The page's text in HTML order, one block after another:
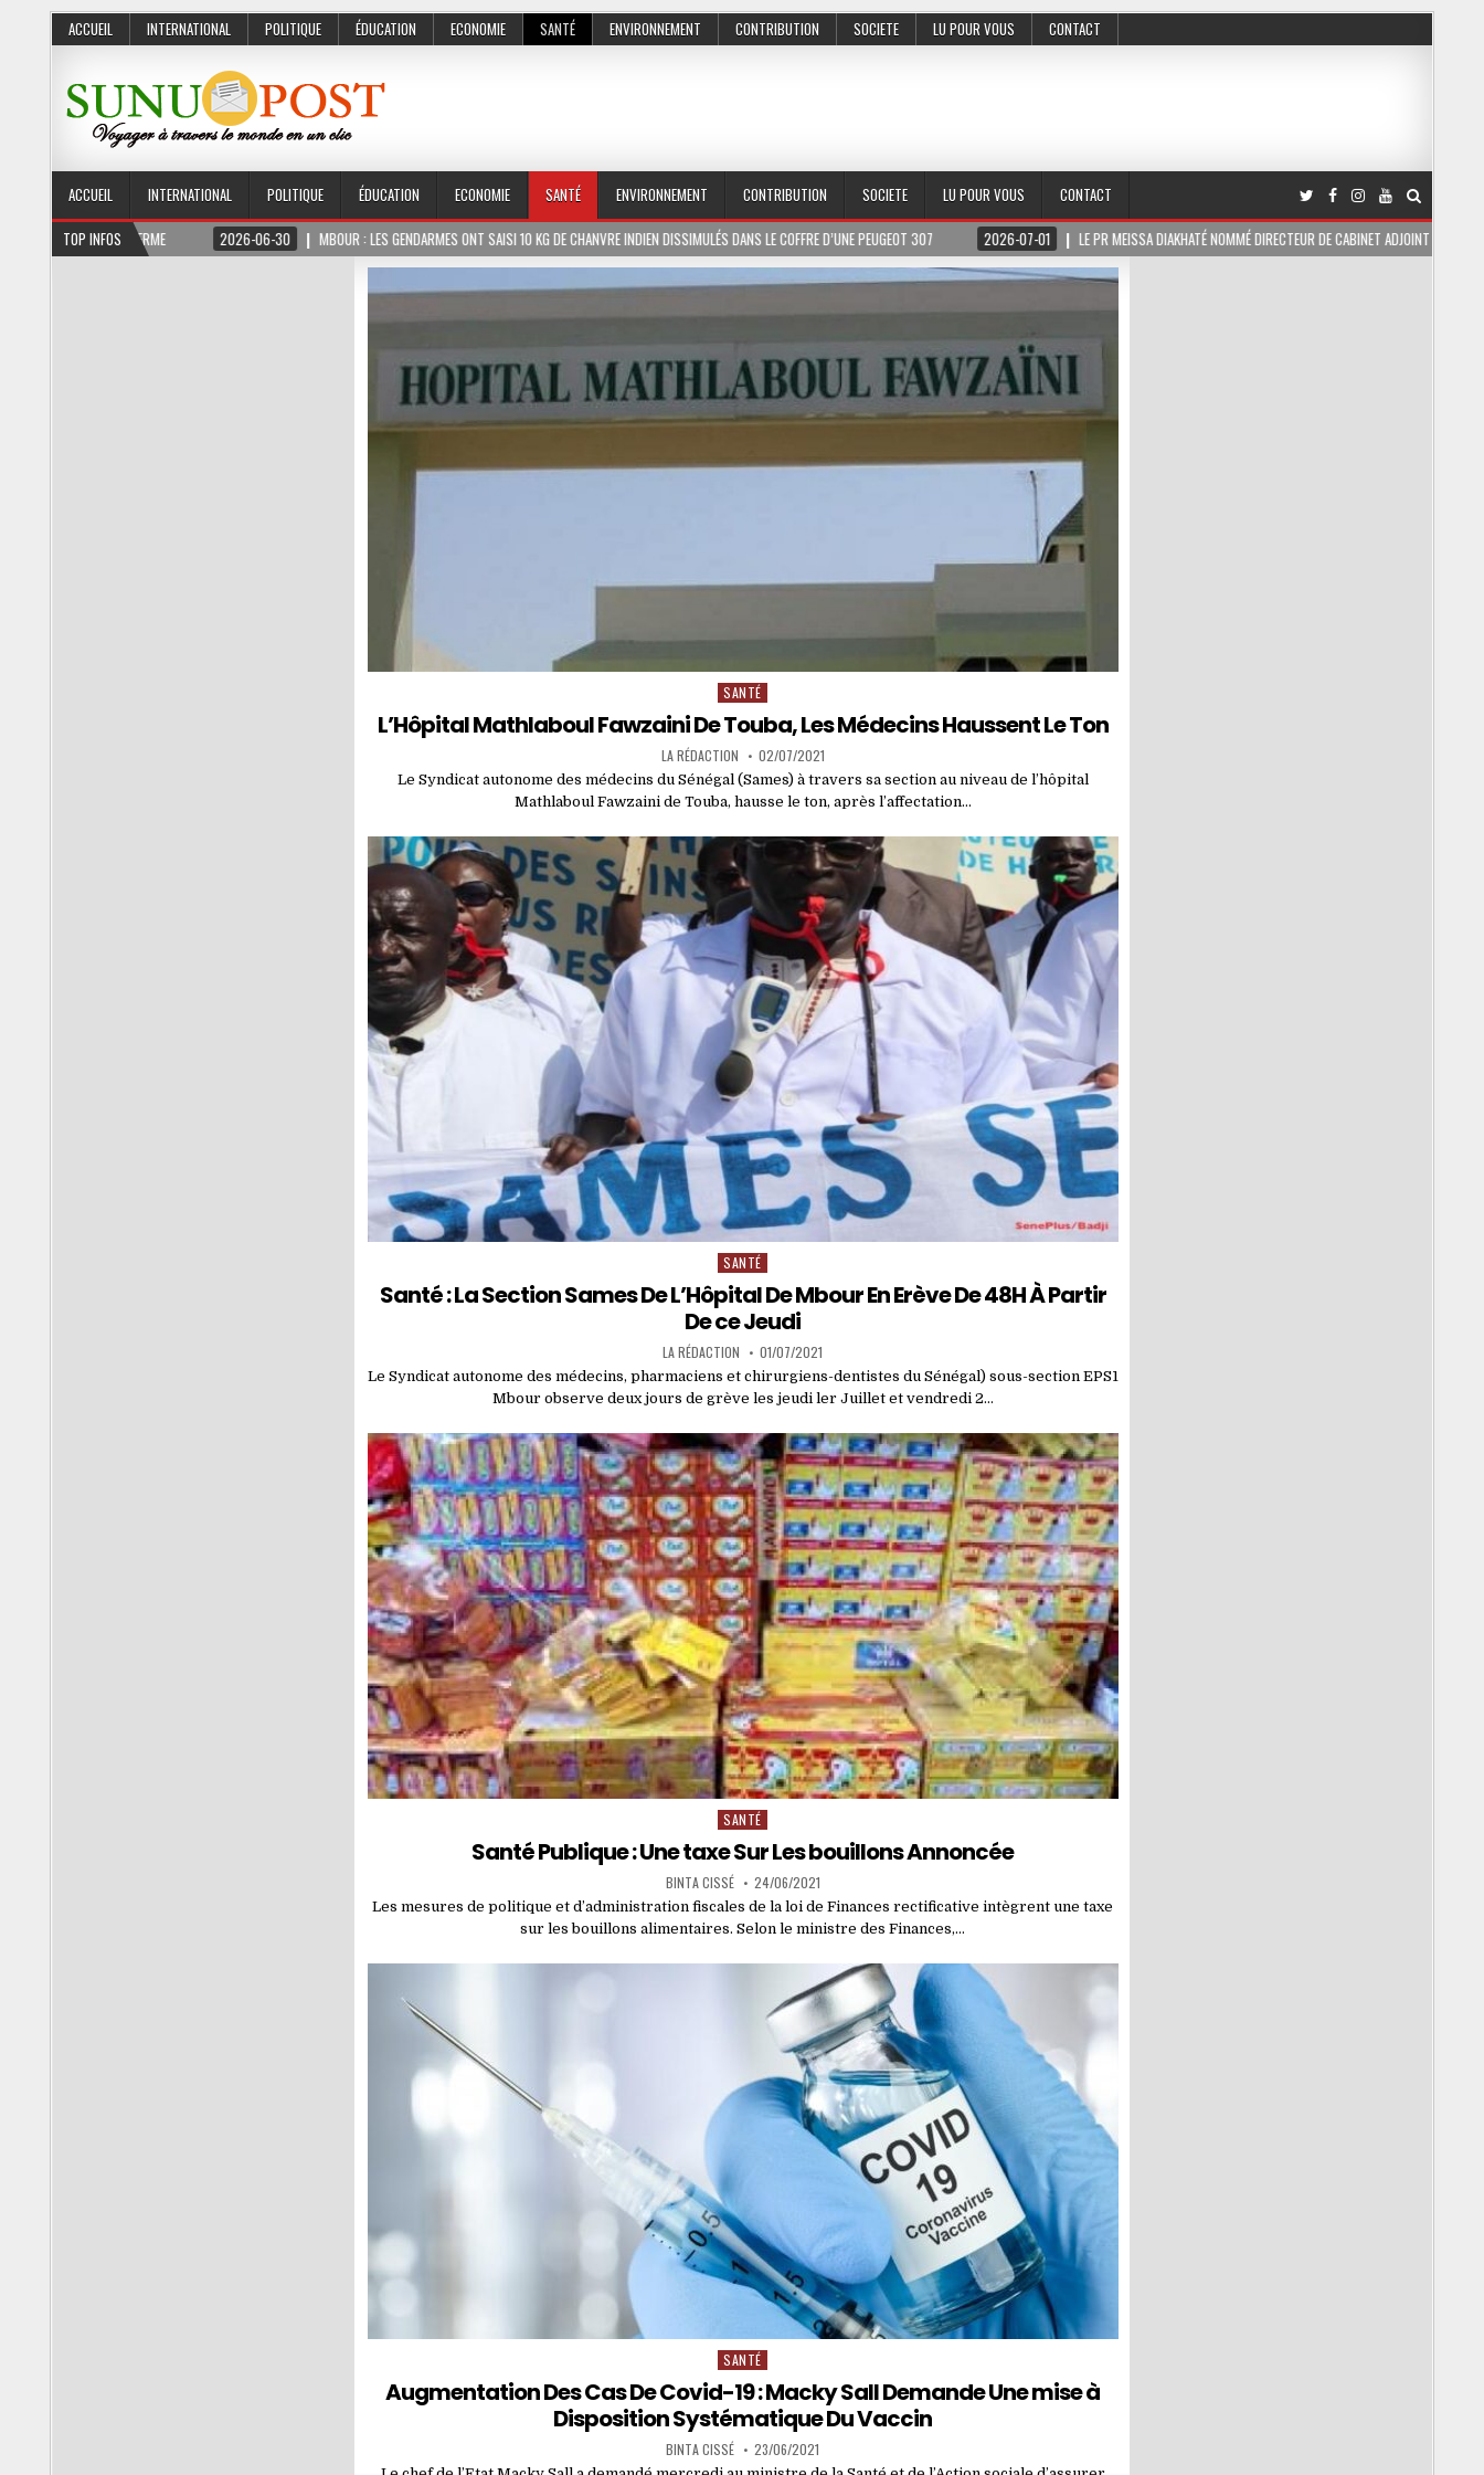
ACCUEIL INTERNATIONAL POLITIQUE ÉDUCATION ECONOMIE SANTÉ ENVIRONNEMENT CONTRIBUTION SOCIETE LU POUR VOUS CONTACT
ACCUEIL INTERNATIONAL POLITIQUE ÉDUCATION ECONOMIE SANTÉ ENVIRONNEMENT CONTRIBUTION SOCIETE LU POUR VOUS
CONTACT
TOP INFOS
2026-06-30 MBOUR : LES GENDARMES ONT SAISI 10 KG DE CHANVRE INDIEN DISSIMULÉS DANS LE COFFRE D’UNE PEUGEOT 307 2026-07-01 LE PR MEISSA DIAKHATÉ NOMMÉ DIRECTEUR DE CABINET ADJOINT DU PRÉSIDENT DE LA RÉPUBLIQUE
Posted
in
SANTÉ
L’Hôpital Mathlaboul Fawzaini De Touba, Les Médecins Haussent Le Ton
LA RÉDACTION 02/07/2021
Le Syndicat autonome des médecins du Sénégal (Sames) à travers sa section au niveau de l’hôpital
Mathlaboul Fawzaini de Touba, hausse le ton, après l’affectation…
Posted
in
SANTÉ
Santé : La Section Sames De L’Hôpital De Mbour En Erève De 48H À Partir
De ce Jeudi
LA RÉDACTION 01/07/2021
Le Syndicat autonome des médecins, pharmaciens et chirurgiens-dentistes du Sénégal) sous-section EPS1
Mbour observe deux jours de grève les jeudi ler Juillet et vendredi 2…
Posted
SANTÉ
Santé Publique : Une taxe Sur Les bouillons Annoncée
BINTA CISSÉ 24/06/2021
Les mesures de politique et d’administration fiscales de la loi de Finances rectificative intègrent une taxe
sur les bouillons alimentaires. Selon le ministre des Finances,…
Posted
in
SANTÉ
Augmentation Des Cas De Covid-19 : Macky Sall Demande Une mise à
Disposition Systématique Du Vaccin
BINTA CISSÉ 23/06/2021